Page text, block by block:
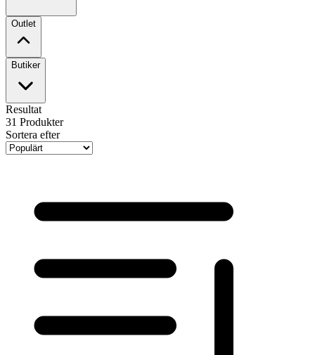
Outlet
Butiker
Resultat
31 Produkter
Sortera efter